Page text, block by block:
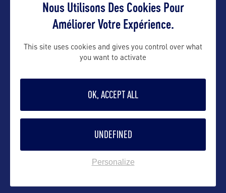
emmanuelle@orkestra-tourism.com
Suivre
Nous Utilisons Des Cookies Pour
Améliorer Votre Expérience.
This site uses cookies and gives you control over what
you want to activate
OK, ACCEPT ALL
UNDEFINED
Personalize